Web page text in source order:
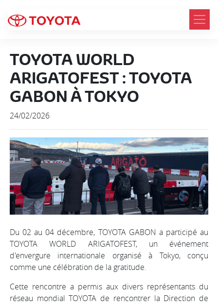
TOYOTA WORLD
ARIGATOFEST : TOYOTA
GABON À TOKYO
24/02/2026
Du 02 au 04 décembre, TOYOTA GABON a participé au
TOYOTA WORLD ARIGATOFEST, un événement
d'envergure internationale organisé à Tokyo, conçu
comme une célébration de la gratitude.
Cette rencontre a permis aux divers représentants du
réseau mondial TOYOTA de rencontrer la Direction de